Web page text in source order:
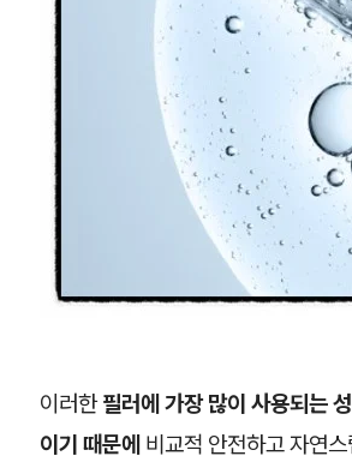
이러한필러에 가장 많이 사용되는
이기 때문에 비교적 안전하고 자연